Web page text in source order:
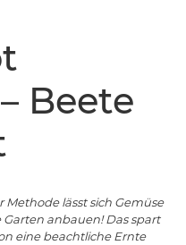
Beete
Methode lässt sich Gemüse
anbauen! Das spart
eine beachtliche Ernte